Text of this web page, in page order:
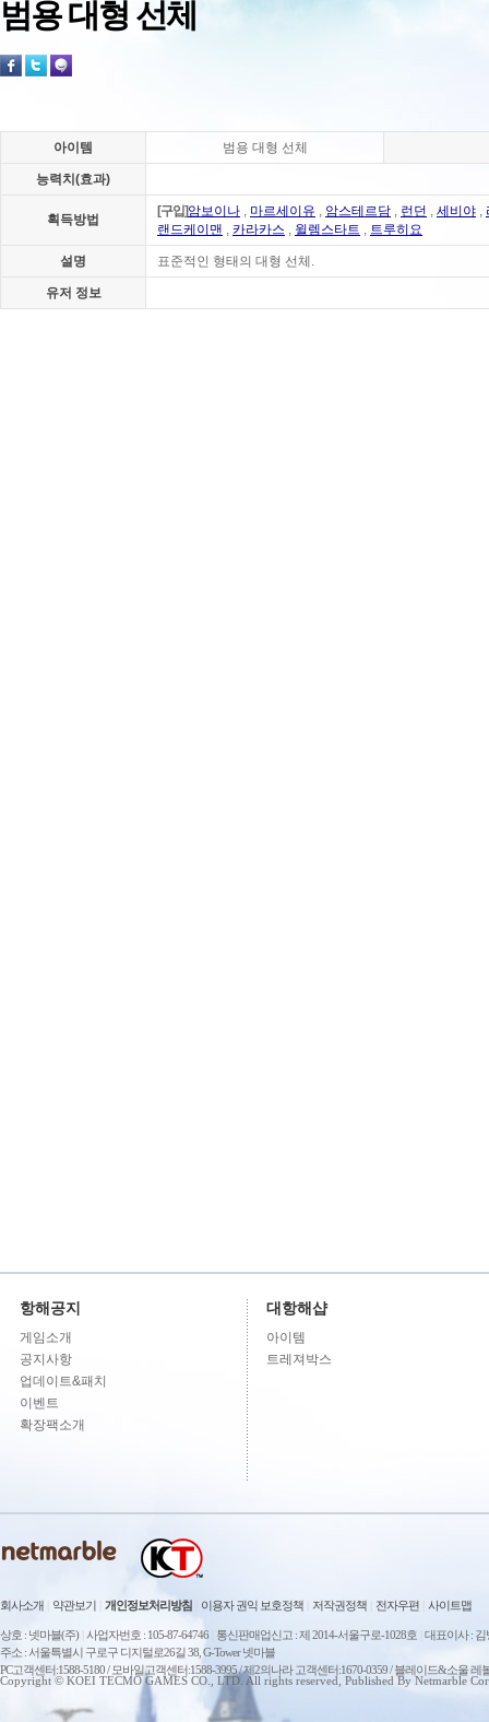
범용 대형 선체
아이템 범용 대형 선체
능력치(효과)
획득방법
[구입]암보이나 , 마르세이유 , 암스테르담 , 런던 , 세비야 ,
랜드케이맨 , 카라카스 , 윌렘스타트 , 트루히요
설명 표준적인 형태의 대형 선체.
유저 정보
항해공지
게임소개
공지사항
업데이트&패치
이벤트
확장팩소개
대항해샵
아이템
트레져박스
회사소개 약관보기 개인정보처리방침 이용자 권익 보호정책 저작권정책 전자우편 사이트맵
상호 : 넷마블(주) 사업자번호 : 105-87-64746 통신판매업신고 : 제 2014-서울구로-1028호 대표이사 : 김
주소 : 서울특별시 구로구 디지털로26길 38, G-Tower 넷마블
PC고객센터:1588-5180 / 모바일고객센터:1588-3995 / 제2의나라 고객센터:1670-0359 / 블레이드&소울
Copyright © KOEI TECMO GAMES CO., LTD. All rights reserved, Published By Netmarble